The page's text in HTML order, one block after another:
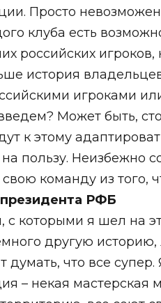
Просто
клуба есть
российских
история
игроками
Может быть,
к этому
пользу. Неизбежно
команду из того,
РФБ
с которыми я шел на
другую
думать, что все
– некая мастерская